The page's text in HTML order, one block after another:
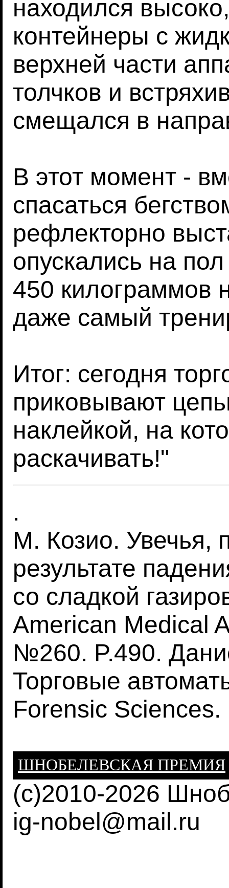
находился
контейнеры с
верхней части
толчков и
смещался в
В этот момент -
спасаться
рефлекторно
опускались на
450 килограммов
даже самый
Итог: сегодня
приковывают
наклейкой, на
раскачивать!"
.
М. Козио. Увечья,
результате
со сладкой
American Medical
№260. P.490.
Торговые
Forensic
ШНОБЕЛЕВСКАЯ ПРЕМИЯ
(c)2010-2026
ig-nobel@mail.ru